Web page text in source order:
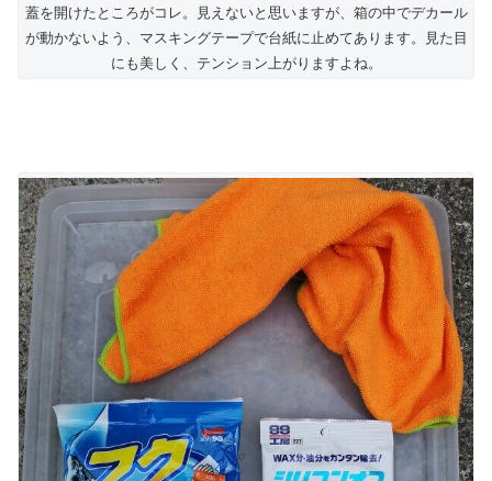
蓋を開けたところがコレ。見えないと思いますが、箱の中でデカール
が動かないよう、マスキングテープで台紙に止めてあります。見た目
にも美しく、テンション上がりますよね。